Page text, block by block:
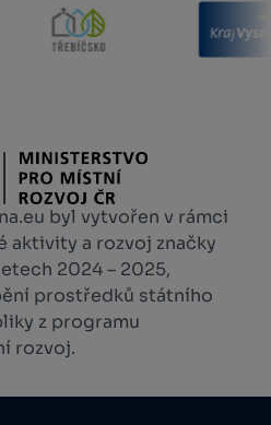
byl vytvořen v rámci
aktivity a rozvoj značky
2024 – 2025,
prostředků státního
z programu
rozvoj.